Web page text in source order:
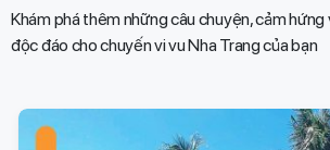
Khám phá thêm những câu chuyện, cảm
độc đáo cho chuyến vi vu Nha Trang của bạn​